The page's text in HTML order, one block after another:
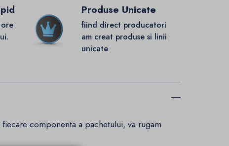
Produse Unicate
fiind direct producatori
am creat produse si linii
unicate
componenta a pachetului, va rugam